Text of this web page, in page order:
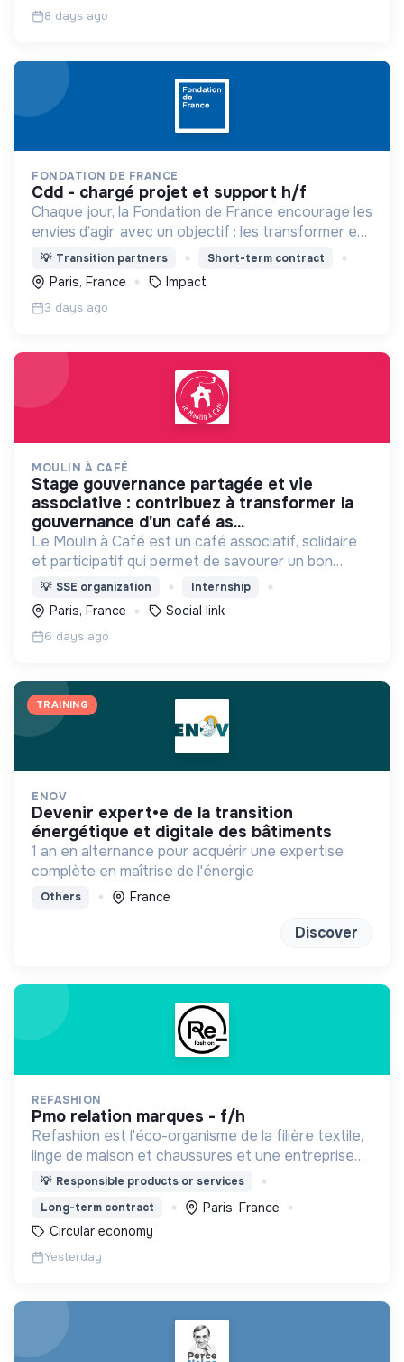
8 days ago
FONDATION DE FRANCE
cdd - chargé projet et support h/f
Chaque jour, la Fondation de France encourage les
envies d’agir, avec un objectif : les transformer en
actions utiles et efficaces pour construire une
société plus digne et plus juste.
💡 Transition partners Short-term contract
Paris, France Impact
3 days ago
MOULIN À CAFÉ
stage gouvernance partagée et vie
associative : contribuez à transformer la
gouvernance d'un café as...
Le Moulin à Café est un café associatif, solidaire
et participatif qui permet de savourer un bon
repas, boire un verre, discuter, jouer aux échecs,
profiter des spectacles, devenir bénévole…
💡 SSE organization Internship
Paris, France Social link
6 days ago
TRAINING
ENOV
devenir expert•e de la transition
énergétique et digitale des bâtiments
1 an en alternance pour acquérir une expertise
complète en maîtrise de l'énergie
Others France
Discover
REFASHION
pmo relation marques - f/h
Refashion est l'éco-organisme de la filière textile,
linge de maison et chaussures et une entreprise
privée à but non lucratif, agréée, depuis 2009, par
💡 Responsible products or services
Long-term contract
Paris, France
Circular economy
Yesterday